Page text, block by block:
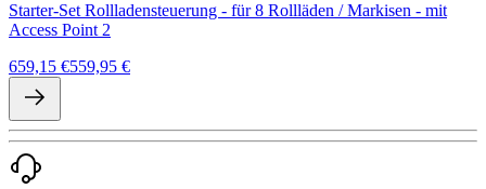
Starter-Set Rollladensteuerung - für 8 Rollläden / Markisen - mit
Access Point 2
659,15 €559,95 €